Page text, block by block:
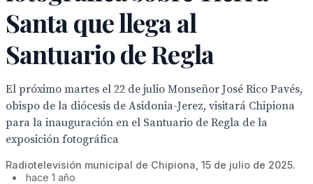
Santa que llega al
Santuario de Regla
El próximo martes el 22 de julio Monseñor José Rico Pavés,
obispo de la diócesis de Asidonia-Jerez, visitará Chipiona
para la inauguración en el Santuario de Regla de la
exposición fotográfica
Radiotelevisión municipal de Chipiona, 15 de julio de 2025.
•
hace 1 año